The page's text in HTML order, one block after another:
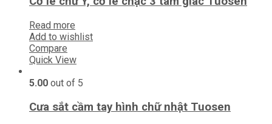
Read more
Add to wishlist
Compare
Quick View
5.00 out of 5
Cưa sắt cầm tay hình chữ nhật Tuosen